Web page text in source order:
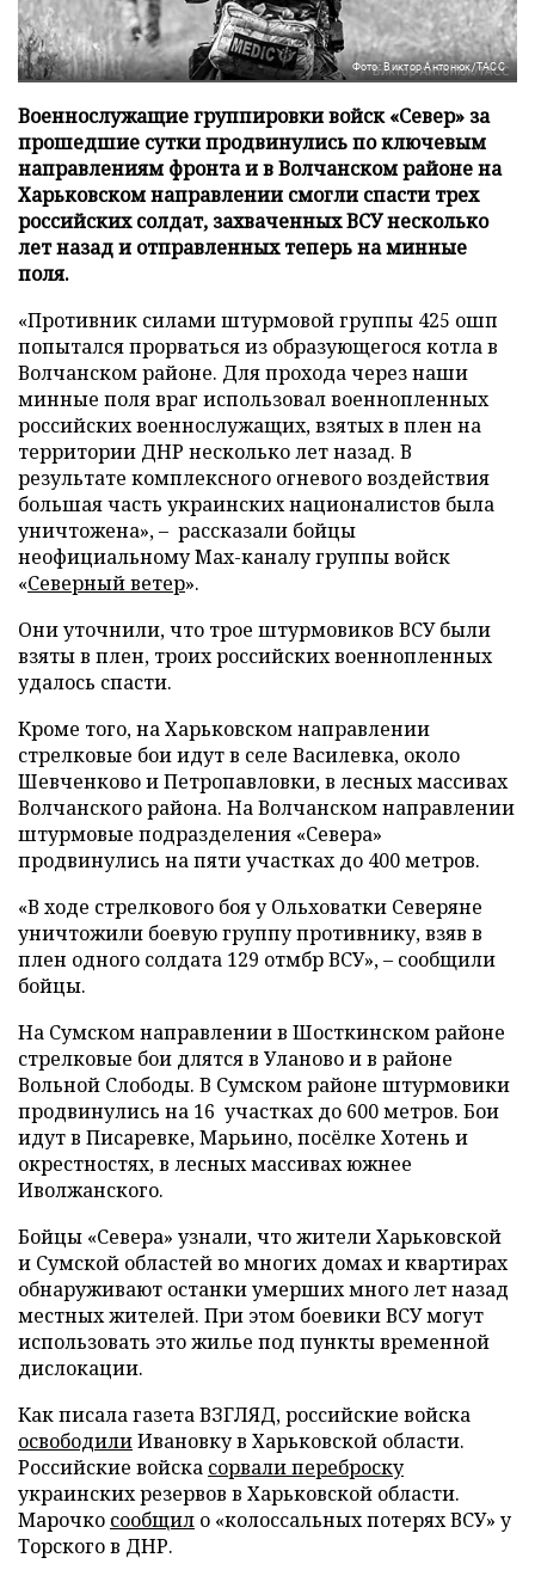
Фото: Виктор Антонюк/ТАСС
Военнослужащие группировки войск «Север» за
прошедшие сутки продвинулись по ключевым
направлениям фронта и в Волчанском районе на
Харьковском направлении смогли спасти трех
российских солдат, захваченных ВСУ несколько
лет назад и отправленных теперь на минные
поля.
«Противник силами штурмовой группы 425 ошп
попытался прорваться из образующегося котла в
Волчанском районе. Для прохода через наши
минные поля враг использовал военнопленных
российских военнослужащих, взятых в плен на
территории ДНР несколько лет назад. В
результате комплексного огневого воздействия
большая часть украинских националистов была
уничтожена», – рассказали бойцы
неофициальному Max-каналу группы войск
«Северный ветер».
Они уточнили, что трое штурмовиков ВСУ были
взяты в плен, троих российских военнопленных
удалось спасти.
Кроме того, на Харьковском направлении
стрелковые бои идут в селе Василевка, около
Шевченково и Петропавловки, в лесных массивах
Волчанского района. На Волчанском направлении
штурмовые подразделения «Севера»
продвинулись на пяти участках до 400 метров.
«В ходе стрелкового боя у Ольховатки Северяне
уничтожили боевую группу противнику, взяв в
плен одного солдата 129 отмбр ВСУ», – сообщили
бойцы.
На Сумском направлении в Шосткинском районе
стрелковые бои длятся в Уланово и в районе
Вольной Слободы. В Сумском районе штурмовики
продвинулись на 16 участках до 600 метров. Бои
идут в Писаревке, Марьино, посёлке Хотень и
окрестностях, в лесных массивах южнее
Иволжанского.
Бойцы «Севера» узнали, что жители Харьковской
и Сумской областей во многих домах и квартирах
обнаруживают останки умерших много лет назад
местных жителей. При этом боевики ВСУ могут
использовать это жилье под пункты временной
дислокации.
Как писала газета ВЗГЛЯД, российские войска
освободилиИвановку в Харьковской области.
Российские войска сорвали переброску
украинских резервов в Харьковской области.
Марочко сообщил о «колоссальных потерях ВСУ» у
Торского в ДНР.